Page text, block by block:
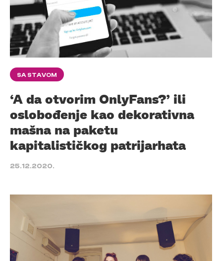
SA STAVOM
‘A da otvorim OnlyFans?’ ili
oslobođenje kao dekorativna
mašna na paketu
kapitalističkog patrijarhata
25.12.2020.